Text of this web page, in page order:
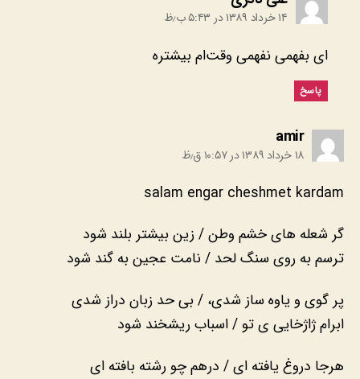
۱۴ خرداد ۱۳۸۹ در ۵:۴۳ ب٫ظ
ای بفهمی نفهمی وقت‌ام بیشتره
پاسخ
amir
۱۸ خرداد ۱۳۸۹ در ۱۰:۵۷ ق٫ظ
salam engar cheshmet kardam
گر شعله های خشم وطن / زین بیشتر بلند شود
ترسم به روی سنگ لحد / نامت عجین به گند شود
پر گوی و یاوه ساز شدی، / بی حد زبان دراز شدی
ابرام ژاژخایی ی تو / اسباب ریشخند شود
هرجا دروغ یافته ای / درهم چو رشته بافته ای